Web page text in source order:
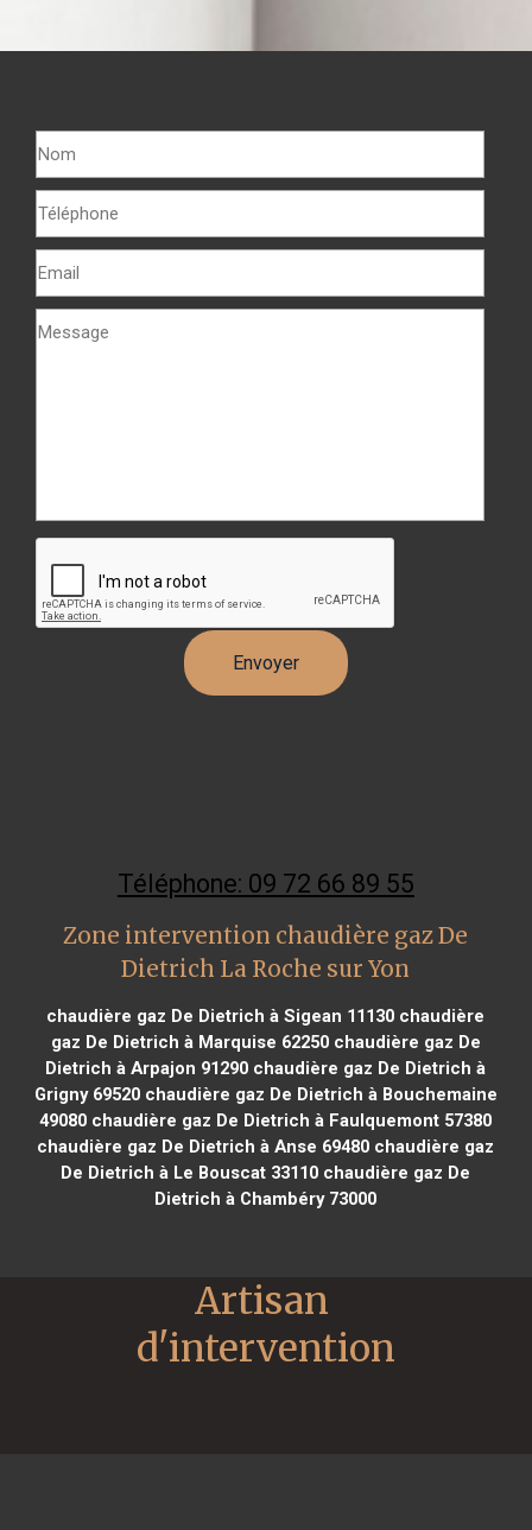
Téléphone: 09 72 66 89 55
Zone intervention chaudière gaz De
Dietrich La Roche sur Yon
chaudière gaz De Dietrich à Sigean 11130 chaudière
gaz De Dietrich à Marquise 62250chaudière gaz De
Dietrich à Arpajon 91290 chaudière gaz De Dietrich à
Grigny 69520chaudière gaz De Dietrich à Bouchemaine
49080 chaudière gaz De Dietrich à Faulquemont 57380
chaudière gaz De Dietrich à Anse 69480 chaudière gaz
De Dietrich à Le Bouscat 33110 chaudière gaz De
Dietrich à Chambéry 73000
Artisan
d'intervention